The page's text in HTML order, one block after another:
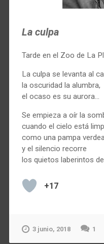
La culpa
Tarde en el Zoo de La
La culpa se levanta al
la oscuridad la alumbra,
el ocaso es su aurora…
Se empieza a oír la
cuando el cielo está
como una pampa
y el silencio recorre
los quietos laberintos
+17
3 junio, 2018 1